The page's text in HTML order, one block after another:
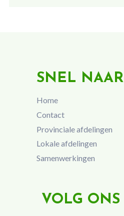
SNEL NAAR
Home
Contact
Provinciale afdelingen
Lokale afdelingen
Samenwerkingen
VOLG ONS